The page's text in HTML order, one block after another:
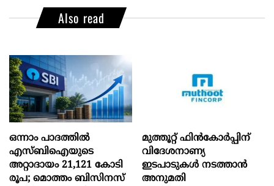
Also read
ഒന്നാം പാദത്തിൽ
എസ്ബിഐയുടെ
അറ്റാദായം 21,121 കോടി
രൂപ; മൊത്തം ബിസിനസ്
മുത്തൂറ്റ് ഫിൻകോർപ്പിന്
വിദേശനാണ്യ
ഇടപാടുകൾ നടത്താൻ
അനുമതി